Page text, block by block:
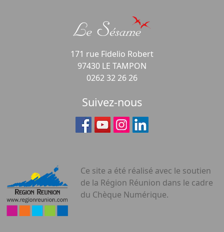
171 rue Fidelio Robert
97430 LE TAMPON
0262 32 26 26
Suivez-nous
Ce site a été réalisé avec le soutien
de la Région Réunion dans le cadre
du Chèque Numérique.